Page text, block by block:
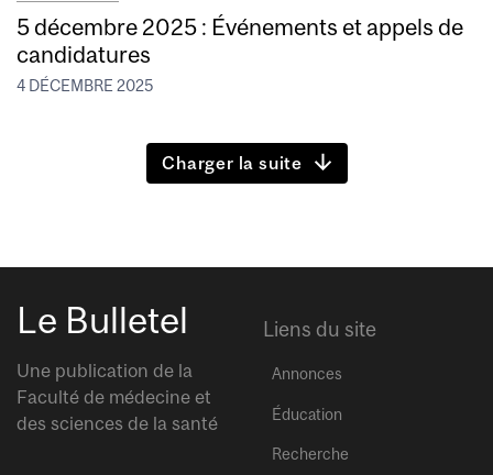
5 décembre 2025 : Événements et appels de
candidatures
4 DÉCEMBRE 2025
Charger la suite
Le Bulletel
Une publication de la
Faculté de médecine et
des sciences de la santé
Liens du site
Annonces
Éducation
Recherche